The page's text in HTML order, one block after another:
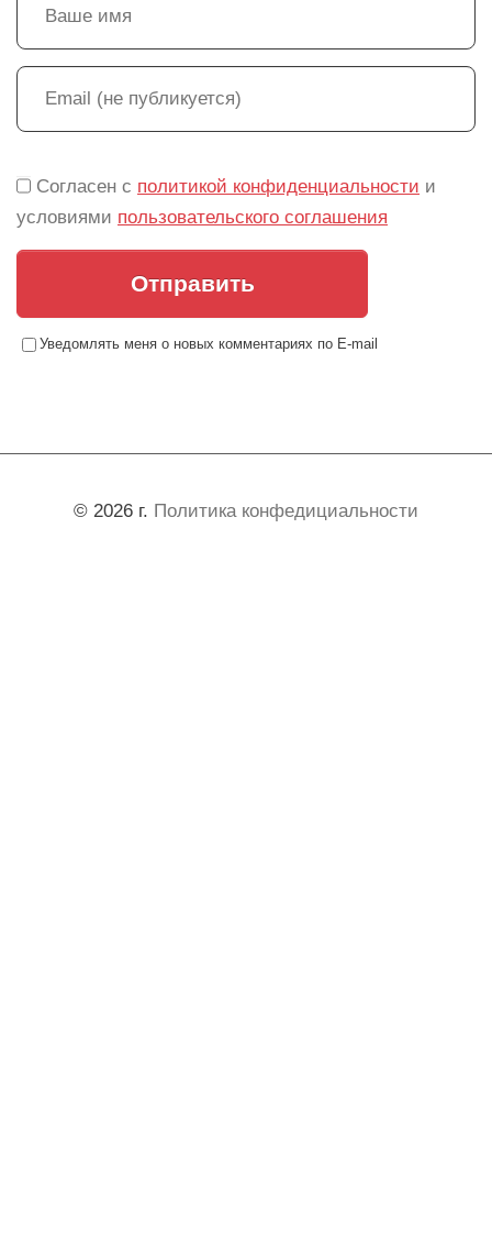
Согласен с политикой конфиденциальности и
условиями пользовательского соглашения
Отправить
Уведомлять меня о новых комментариях по E-mail
© 2026 г. Политика конфедициальности